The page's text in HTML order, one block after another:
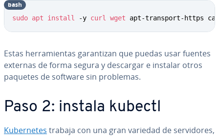
sudo apt install -y curl wget apt-transport-https
bash
Estas he­rra­mie­n­tas ga­ra­n­ti­zan que puedas usar fuentes
externas de forma segura y descargar e instalar otros
paquetes de software sin problemas.
Paso 2: instala kubectl
Ku­be­r­ne­tes trabaja con una gran variedad de se­r­vi­do­res,